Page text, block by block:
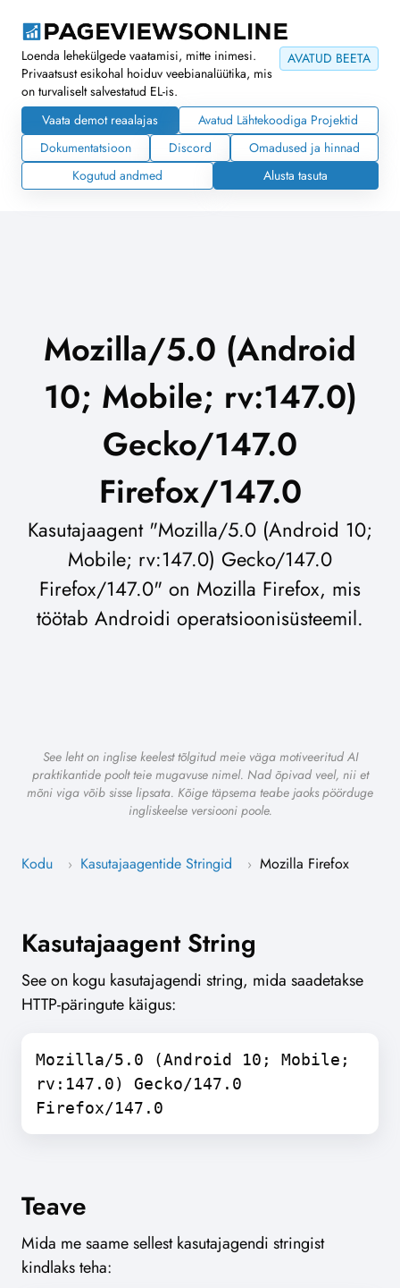
AVATUD BEETA
Loenda lehekülgede vaatamisi, mitte inimesi.
Privaatsust esikohal hoiduv veebianalüütika, mis
on turvaliselt salvestatud EL-is.
Vaata demot reaalajas
Avatud Lähtekoodiga Projektid
Dokumentatsioon
Discord
Omadused ja hinnad
Kogutud andmed
Alusta tasuta
Mozilla/5.0 (Android
10; Mobile; rv:147.0)
Gecko/147.0
Firefox/147.0
Kasutajaagent "Mozilla/5.0 (Android 10;
Mobile; rv:147.0) Gecko/147.0
Firefox/147.0" on Mozilla Firefox, mis
töötab Androidi operatsioonisüsteemil.
See leht on inglise keelest tõlgitud meie väga motiveeritud AI
praktikantide poolt teie mugavuse nimel. Nad õpivad veel, nii et
mõni viga võib sisse lipsata. Kõige täpsema teabe jaoks pöörduge
ingliskeelse versiooni poole.
Kodu › Kasutajaagentide Stringid › Mozilla Firefox
Kasutajaagent String
See on kogu kasutajagendi string, mida saadetakse
HTTP-päringute käigus:
Mozilla/5.0 (Android 10; Mobile;
rv:147.0) Gecko/147.0
Firefox/147.0
Teave
Mida me saame sellest kasutajagendi stringist
kindlaks teha: